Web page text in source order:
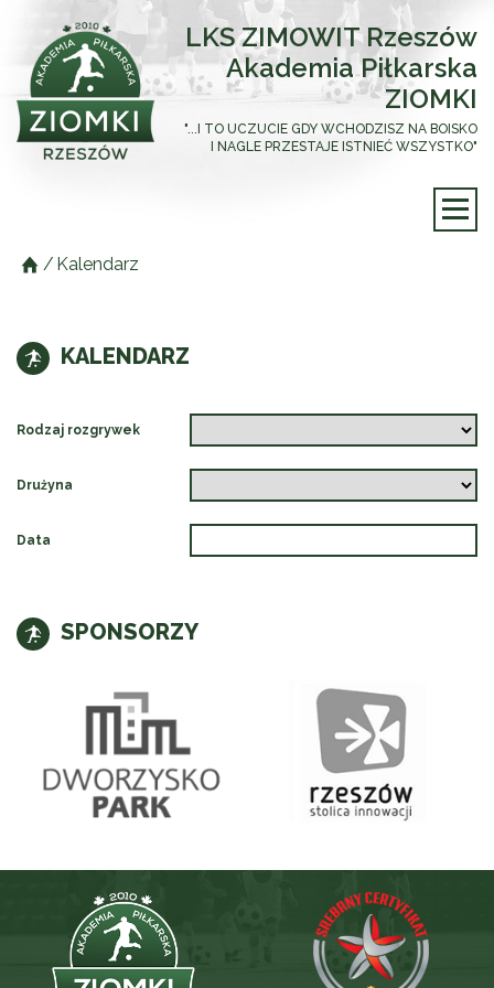
LKS ZIMOWIT Rzeszów
Akademia Piłkarska
ZIOMKI
"...I TO UCZUCIE GDY WCHODZISZ NA BOISKO
I NAGLE PRZESTAJE ISTNIEĆ WSZYSTKO"
/ Kalendarz
KALENDARZ
Rodzaj rozgrywek
Drużyna
Data
SPONSORZY